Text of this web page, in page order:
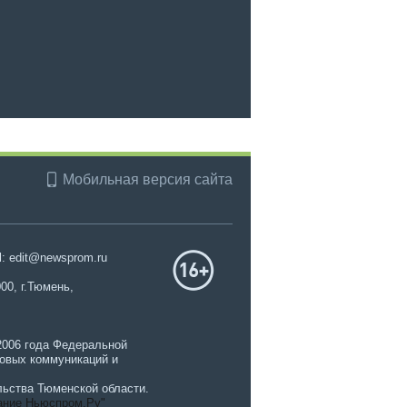
Мобильная версия сайта
edit@newsprom.ru
г.Тюмень,
года Федеральной
коммуникаций и
Тюменской области.
Ньюспром.Ру"